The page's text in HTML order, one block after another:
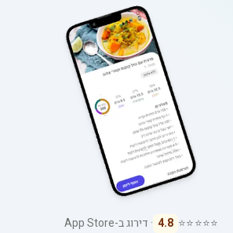
⭐⭐⭐⭐⭐
4.8 · דירוג ב-App Store